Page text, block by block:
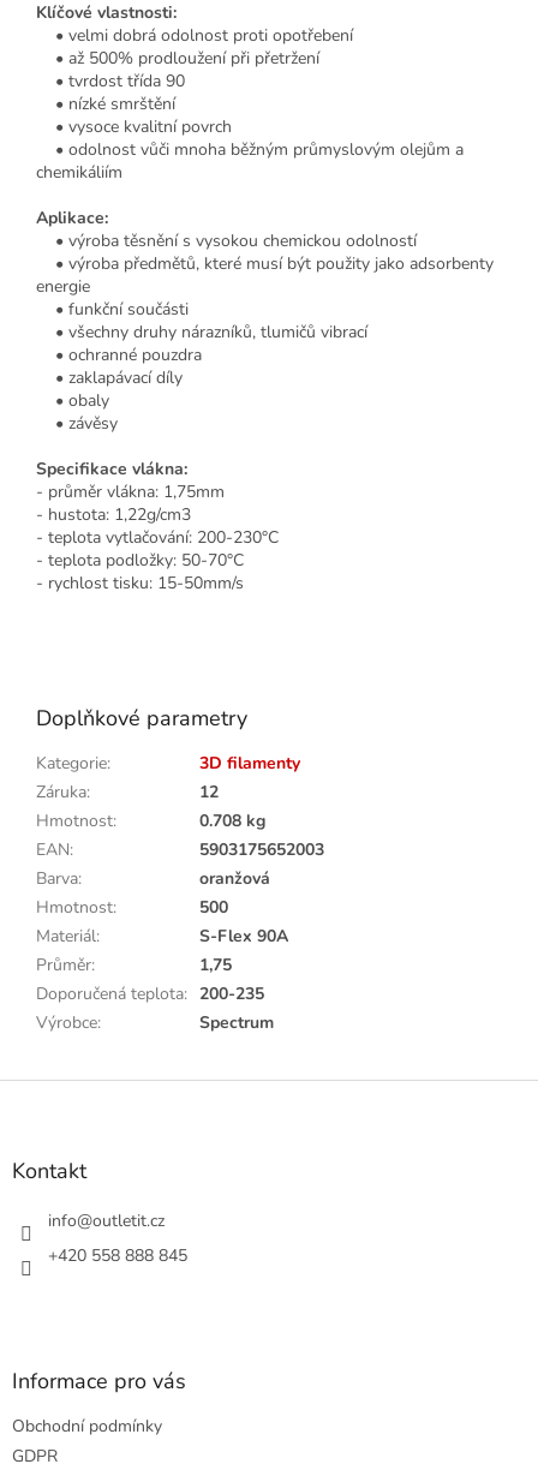
Klíčové vlastnosti:
• velmi dobrá odolnost proti opotřebení
• až 500% prodloužení při přetržení
• tvrdost třída 90
• nízké smrštění
• vysoce kvalitní povrch
• odolnost vůči mnoha běžným průmyslovým olejům a
chemikáliím
Aplikace:
• výroba těsnění s vysokou chemickou odolností
• výroba předmětů, které musí být použity jako adsorbenty
energie
• funkční součásti
• všechny druhy nárazníků, tlumičů vibrací
• ochranné pouzdra
• zaklapávací díly
• obaly
• závěsy
Specifikace vlákna:
- průměr vlákna: 1,75mm
- hustota: 1,22g/cm3
- teplota vytlačování: 200-230°C
- teplota podložky: 50-70°C
- rychlost tisku: 15-50mm/s
Doplňkové parametry
Kategorie:
3D filamenty
Záruka:
12
Hmotnost:
0.708 kg
EAN:
5903175652003
Barva:
oranžová
Hmotnost:
500
Materiál:
S-Flex 90A
Průměr:
1,75
Doporučená teplota: 200-235
Výrobce: Spectrum
Z
Kontakt
info@outletit.cz
+420 558 888 845
Informace pro vás
Obchodní podmínky
GDPR